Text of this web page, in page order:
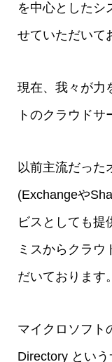
を中心としたシ
せていただいて
現在、我々が力
トのクラウドサ
以前主流だった
(Exchangeや
ビスとしても提
ミスからクラウ
だいております。
マイクロソフト
Directory とい